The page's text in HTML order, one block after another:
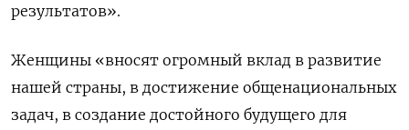
результатов».
Женщины «вносят огромный вклад в развитие
нашей страны, в достижение общенациональных
задач, в создание достойного будущего для